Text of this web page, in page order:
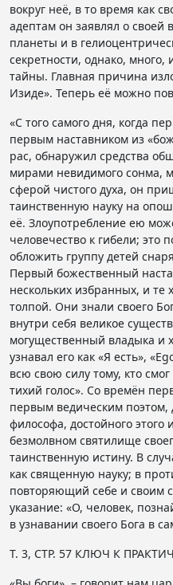
вокруг неё, в то время как
адептам он заявлял о своей
планеты и в
секретности, однако, много,
тайны. Главная причина
Изиде». Теперь её можно
«С того самого дня, когда
первым наставником из
рас, обнаружил средства
мирами невидимого сонма,
сферой чистого духа, он
таинственную науку на
её. Злоупотребление ею
человечество к гибели; это
обложить группу детей
Первый божественный
нескольких избранных, и
толпой. Они знали своего
внутри себя великое
могущественный владыка и
узнавал его как «Я есть»,
всю свою силу тому, кто
тихий голос». Со времён
первым ведическим
философа, достойного
безмолвном святилище
таинственную истину. В
как священную науку; в
повторяющий себе и своим
указание: «О, человек,
в узнавании своего Бога в
Т. 3, СТР. 57 КЛЮЧ К